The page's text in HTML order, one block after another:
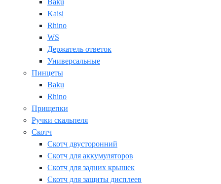
Baku
Kaisi
Rhino
WS
Держатель ответок
Универсальные
Пинцеты
Baku
Rhino
Прищепки
Ручки скальпеля
Скотч
Скотч двусторонний
Скотч для аккумуляторов
Скотч для задних крышек
Скотч для защиты дисплеев